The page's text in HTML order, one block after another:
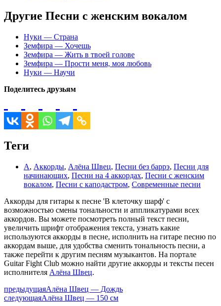
Другие Песни с женским вокалом
Нуки — Страна
Земфира — Хочешь
Земфира — Жить в твоей голове
Земфира — Прости меня, моя любовь
Нуки — Научи
Поделитесь друзьям
Теги
А, Аккорды, Алёна Швец, Песни без баррэ, Песни для
начинающих, Песни на 4 аккордах, Песни с женским
вокалом, Песни с каподастром, Современные песни
Аккорды для гитары к песне 'В клеточку шарф' с
возможностью смены тональности и аппликатурами всех
аккордов. Вы можете посмотреть полный текст песни,
увеличить шрифт отображения текста, узнать какие
используются аккорды в песне, исполнить на гитаре песню по
аккордам выше, для удобства сменить тональность песни, а
также перейти к другим песням музыкантов. На портале
Guitar Fight Club можно найти другие аккорды и тексты песен
исполнителя Алёна Швец.
предыдущаяАлёна Швец — Дождь
следующаяАлёна Швец — 150 см